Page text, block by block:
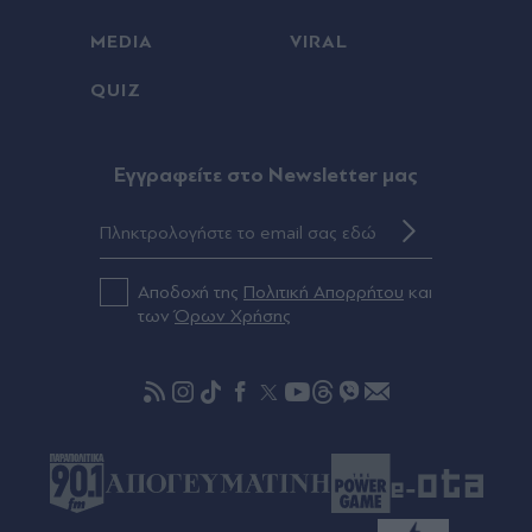
Γκιμαράες μέχρι το 2030! (Βίντεο)
τον "γάμο" του Κριστιάνο Ρονάλντο - Χιλιάδες
Πορτογάλος σούπερ σταρ
Πριν 56 λεπτά
Γιάννης Κωνσταντέλιας: Πατέρας για δεύτερη
φορά - Η σύζυγός του, Χριστίνα, έφερε στον
MEDIA VIRAL
QUIZ
Eγγραφείτε στο Newsletter μας
Αποδοχή της Πολιτική Απορρήτου και
τωνΌρων Χρήσης